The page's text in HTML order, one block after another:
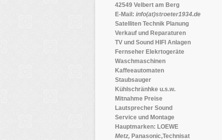
42549 Velbert am Berg
E-Mail: info(at)stroeter1934.de
Satelliten Technik Planung
Verkauf und Reparaturen
TV und Sound HIFI Anlagen
Fernseher Elekrtogeräte
Waschmaschinen
Kaffeeautomaten
Staubsauger
Kühlschränhke u.s.w.
Mitnahme Preise
Lautsprecher Sound
Service und Montage
Hauptmarken: LOEWE
Metz, Panasonic,Technisat